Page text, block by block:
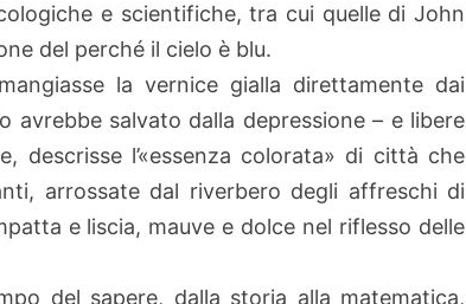
e scientifiche, tra cui quelle di John
del perché il cielo è blu.
la vernice gialla direttamente dai
salvato dalla depressione – e libere
descrisse l’«essenza colorata» di città che
arrossate dal riverbero degli affreschi di
e liscia, mauve e dolce nel riflesso delle
del sapere, dalla storia alla matematica,